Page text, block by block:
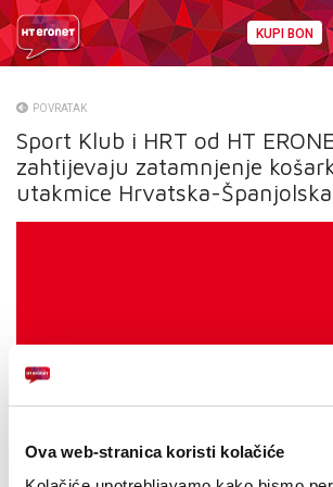
Ova web-stranica koristi kolačiće
KUPI BON
O NAMA
PRESS
E-RAČUN
POVRATAK
Sport Klub i HRT od HT
zahtijevaju zatamnjenje
utakmice Hrvatska-Španjolska